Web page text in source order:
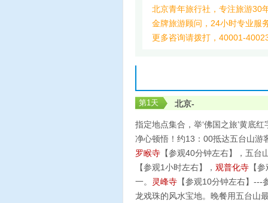
北京青年旅行社，专注旅游30
金牌旅游顾问，24小时专业服
更多咨询请拨打，40001-
第1天 北京-
指定地点集合，举‘佛国之旅’黄
净心顿悟！约13：00抵达五台山
罗睺寺 【参观40分钟左右】，五
【参观1小时左右】， 观普化寺 【
一。
灵峰寺 【参观10分钟左右】
龙戏珠的风水宝地。晚餐用五台山